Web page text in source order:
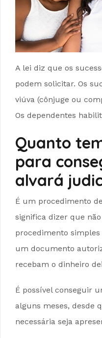
A lei diz que os
podem solicitar. Os
viúva (cônjuge ou
Os dependentes
Quanto
para
alvará
É um procedimento
significa dizer que
procedimento
um documento
recebam o dinheiro
É possível conseguir
alguns meses, desde
necessária seja